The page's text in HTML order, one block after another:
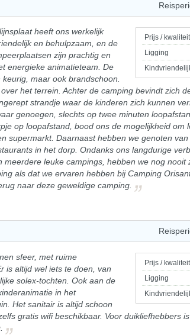
Prijs / kwaliteit
Ligging
heeft ons werkelijk
en behulpzaam, en de
zijn prachtig en
energieke animatieteam. De
maar ook brandschoon.
het terrein. Achter de camping bevindt zich
strandje waar de kinderen zich kunnen
genoegen, slechts op twee minuten
op loopafstand, bood ons de mogelijkheid om
supermarkt. Daarnaast hebben we genoten
in het dorp. Ondanks ons langdurige
leuke campings, hebben we nog nooit
als dat we ervaren hebben bij Camping
naar deze geweldige camping.
Prijs / kwaliteit
Ligging
sfeer, met ruime
is altijd wel iets te doen, van
solex-tochten. Ook aan de
in het
Het sanitair is altijd schoon
gratis wifi beschikbaar. Voor duikliefhebbers